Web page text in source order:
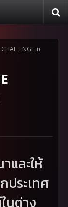
in
และให้
ประเทศ
นต่าง